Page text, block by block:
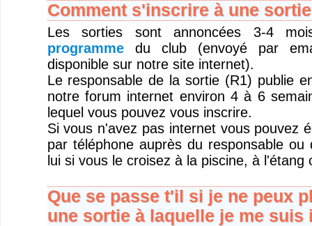
Comment s'inscrire à une
Les sorties sont annoncées 3-4
programmedu club (envoyé par
disponible sur notre site internet).
Le responsable de la sortie (R1) publie
notre forum internet environ 4 à 6
lequel vous pouvez vous inscrire.
Si vous n'avez pas internet vous pouvez
par téléphone auprès du responsable ou
lui si vous le croisez à la piscine, à l'étang
Que se passe t'il si je ne peux
une sortie à laquelle je me suis